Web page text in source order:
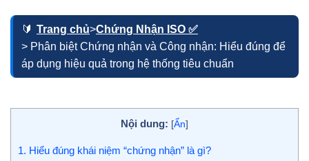
Trang chủ>Chứng Nhận ISO ✅
> Phân biệt Chứng nhận và Công nhận: Hiểu đúng để
áp dụng hiệu quả trong hệ thống tiêu chuẩn
Nội dung: [Ẩn]
1. Hiểu đúng khái niệm “chứng nhận” là gì?